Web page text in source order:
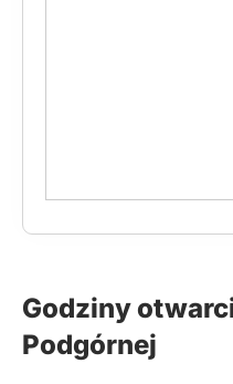
Godziny
Podgórnej